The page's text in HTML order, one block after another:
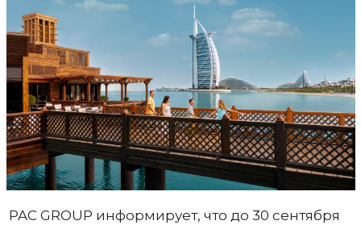
PAC GROUP информирует, что до 30 сентября